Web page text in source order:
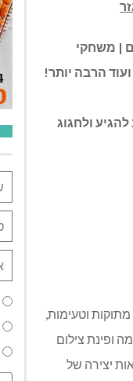
| משחקי
הרבה יותר!
ולחגוג
וטעימות,
ופינת צילום
יצירה של